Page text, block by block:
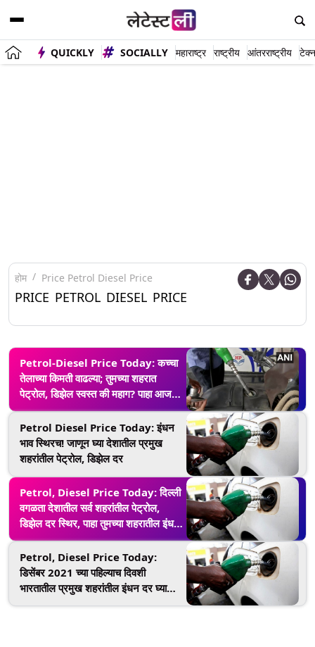
QUICKLY SOCIALLY महाराष्ट्र राष्ट्रीय आंतरराष्ट्रीय
होम Price Petrol Diesel Price
PRICE PETROL DIESEL PRICE
Petrol-Diesel Price Today: कच्चा
तेलाच्या किमती वाढल्या; तुमच्या शहरात
पेट्रोल, डिझेल स्वस्त की महाग? पाहा आजचे
दर
Petrol Diesel Price Today: इंधन
भाव स्थिरच! जाणून घ्या देशातील प्रमुख
शहरांतील पेट्रोल, डिझेल दर
Petrol, Diesel Price Today: दिल्ली
वगळता देशातील सर्व शहरांतील पेट्रोल,
डिझेल दर स्थिर, पाहा तुमच्या शहरातील इंधन
भाव
Petrol, Diesel Price Today:
डिसेंबर 2021 च्या पहिल्याच दिवशी
भारतातील प्रमुख शहरांतील इंधन दर घ्या